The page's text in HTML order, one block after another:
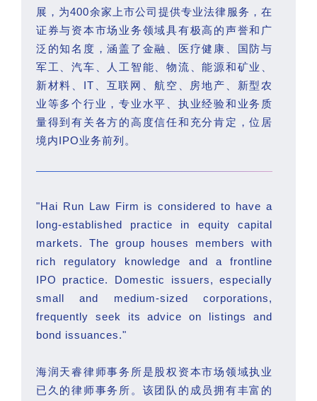
展，为400余家上市公司提供专业法律服务，在
证券与资本市场业务领域具有极高的声誉和广
泛的知名度，涵盖了金融、医疗健康、国防与
军工、汽车、人工智能、物流、能源和矿业、
新材料、IT、互联网、航空、房地产、新型农
业等多个行业，专业水平、执业经验和业务质
量得到有关各方的高度信任和充分肯定，位居
境内IPO业务前列。
"Hai Run Law Firm is considered to have a
long-established practice in equity capital
markets. The group houses members with
rich regulatory knowledge and a frontline
IPO practice. Domestic issuers, especially
small and medium-sized corporations,
frequently seek its advice on listings and
bond issuances."
海润天睿律师事务所是股权资本市场领域执业
已久的律师事务所。该团队的成员拥有丰富的